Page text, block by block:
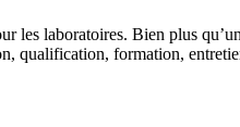
les laboratoires. Bien plus
qualification, formation,